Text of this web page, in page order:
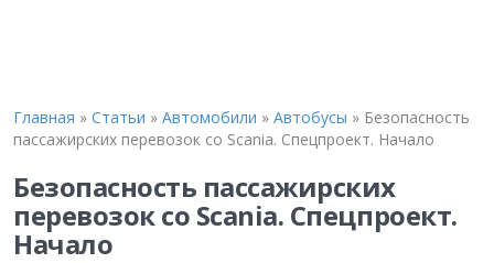
Главная » Статьи » Автомобили » Автобусы » Безопасность
пассажирских перевозок со Scania. Спецпроект. Начало
Безопасность пассажирских
перевозок со Scania. Спецпроект.
Начало